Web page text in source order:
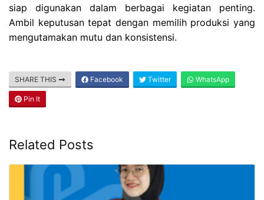
siap digunakan dalam berbagai kegiatan penting.
Ambil keputusan tepat dengan memilih produksi yang
mengutamakan mutu dan konsistensi.
SHARE THIS Facebook Twitter WhatsApp
Pin It
Related Posts